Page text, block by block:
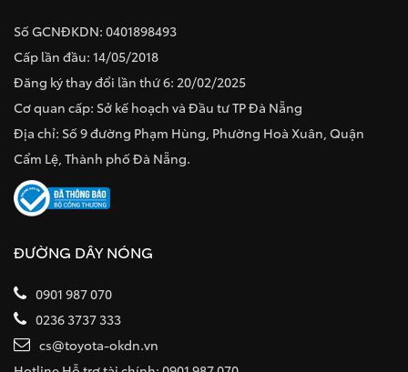
Số GCNĐKDN: 0401898493
Cấp lần đầu: 14/05/2018
Đăng ký thay đổi lần thứ 6: 20/02/2025
Cơ quan cấp: Sở kế hoạch và Đầu tư TP Đà Nẵng
Địa chỉ: Số 9 đường Phạm Hùng, Phường Hoà Xuân, Quận
Cẩm Lệ, Thành phố Đà Nẵng.
ĐƯỜNG DÂY NÓNG
0901 987 070
0236 3737 333
cs@toyota-okdn.vn